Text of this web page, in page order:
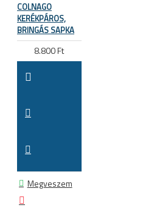
COLNAGO
KERÉKPÁROS,
BRINGÁS SAPKA
8.800 Ft
Megveszem